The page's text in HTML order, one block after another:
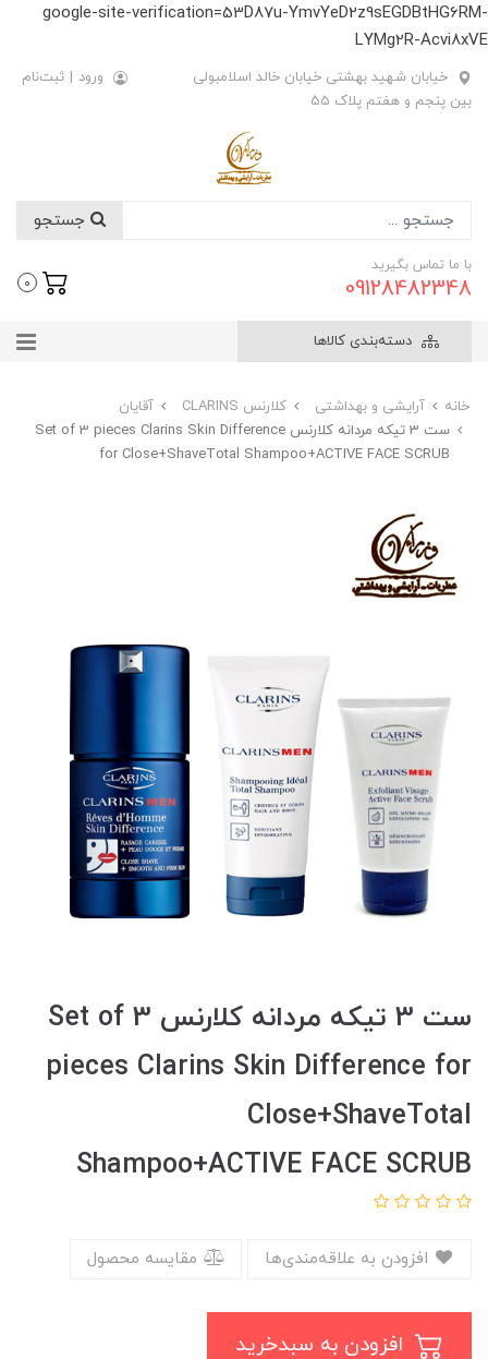
google-site-verification=53D87u-YmvYeD2z9sEGDBtHG6RM-
LYMg2R-Acvi8xVE
خیابان شهید بهشتی خیابان خالد اسلامبولی
بین پنجم و هفتم پلاک 55
ورود | ثبت‌نام
با ما تماس بگیرید
09128482348
0
دسته‌بندی کالاها
خانه آرایشی و بهداشتی کلارنس CLARINS
آقایان
ست 3 تیکه مردانه کلارنس Set of 3 pieces Clarins Skin Difference
for Close+ShaveTotal Shampoo+ACTIVE FACE SCRUB
ست 3 تیکه مردانه کلارنس Set of 3
pieces Clarins Skin Difference for
Close+ShaveTotal
Shampoo+ACTIVE FACE SCRUB
مقایسه محصول